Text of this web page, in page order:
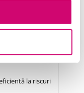
la riscuri